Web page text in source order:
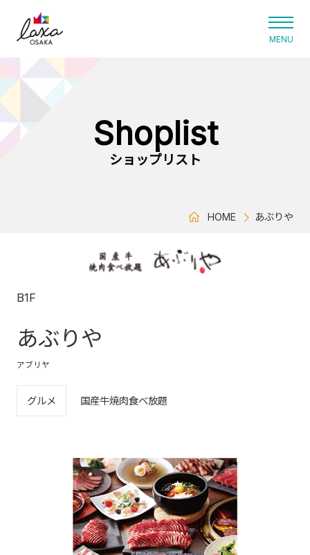
Shoplist
ショップリスト
HOME あぶりや
B1F
あぶりや
アブリヤ
グルメ 国産牛焼肉食べ放題